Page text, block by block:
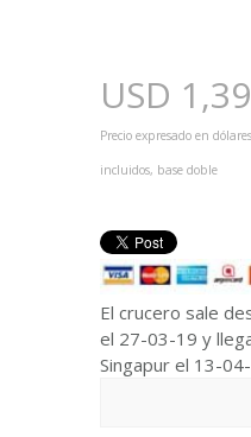
USD
Precio expresado en
incluidos, base doble
El crucero sale
el 27-03-19 y
Singapur el 13-